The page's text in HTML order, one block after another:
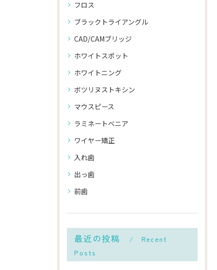
フロス
ブラックトライアングル
CAD/CAMブリッジ
ホワイトスポット
ホワイトニング
ボツリヌストキシン
マウスピース
ラミネートべニア
ワイヤー矯正
入れ歯
出っ歯
前歯
最近の投稿
Recent
Posts